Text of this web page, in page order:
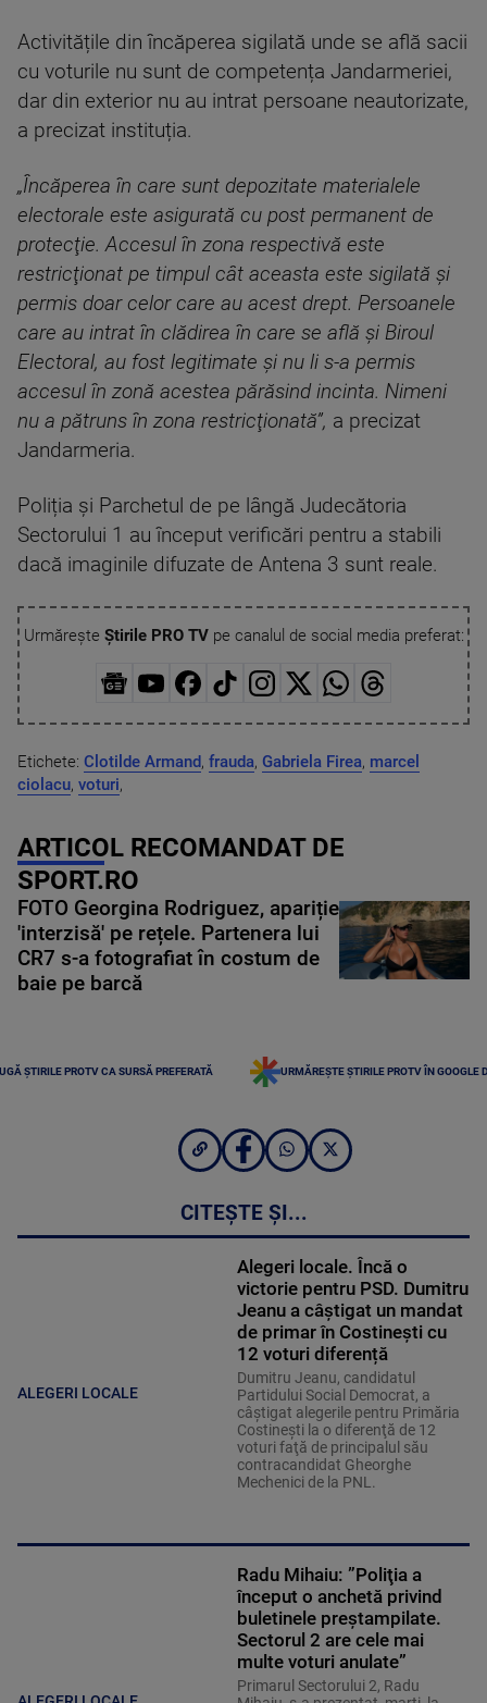
Activitățile din încăperea sigilată unde se află sacii
cu voturile nu sunt de competența Jandarmeriei,
dar din exterior nu au intrat persoane neautorizate,
a precizat instituția.
„Încăperea în care sunt depozitate materialele
electorale este asigurată cu post permanent de
protecţie. Accesul în zona respectivă este
restricţionat pe timpul cât aceasta este sigilată şi
permis doar celor care au acest drept. Persoanele
care au intrat în clădirea în care se află şi Biroul
Electoral, au fost legitimate şi nu li s-a permis
accesul în zonă acestea părăsind incinta. Nimeni
nu a pătruns în zona restricţionată”, a precizat
Jandarmeria.
Poliția și Parchetul de pe lângă Judecătoria
Sectorului 1 au început verificări pentru a stabili
dacă imaginile difuzate de Antena 3 sunt reale.
Urmărește Știrile PRO TVpe canalul de social media preferat:
Etichete: Clotilde Armand, frauda, Gabriela Firea, marcel
ciolacu, voturi,
ARTICOL RECOMANDAT DE
SPORT.RO
FOTO Georgina Rodriguez, apariție
'interzisă' pe rețele. Partenera lui
CR7 s-a fotografiat în costum de
baie pe barcă
ȘTIRILE PROTV CA SURSĂ PREFERATĂ URMĂREȘTE ȘTIRILE PROTV ÎN GOOGLE
CITEȘTE ȘI...
ALEGERI LOCALE
Alegeri locale. Încă o
victorie pentru PSD. Dumitru
Jeanu a câștigat un mandat
de primar în Costinești cu
12 voturi diferență
Dumitru Jeanu, candidatul
Partidului Social Democrat, a
câştigat alegerile pentru Primăria
Costineşti la o diferenţă de 12
voturi faţă de principalul său
contracandidat Gheorghe
Mechenici de la PNL.
Radu Mihaiu: ”Poliţia a
început o anchetă privind
buletinele preştampilate.
Sectorul 2 are cele mai
multe voturi anulate”
Primarul Sectorului 2, Radu